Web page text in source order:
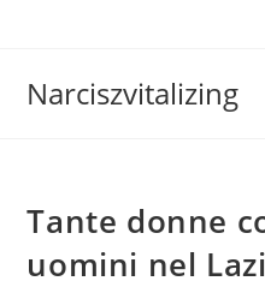
Narciszvitalizing
Tante donne
uomini nel